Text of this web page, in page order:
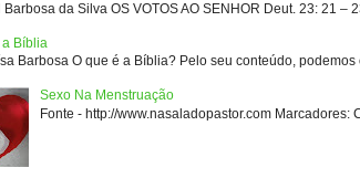
Barbosa da Silva OS VOTOS AO SENHOR Deut. 23: 21
a Bíblia
Barbosa O que é a Bíblia? Pelo seu conteúdo,
Sexo Na Menstruação
Fonte - http://www.nasaladopastor.com Marcadores: